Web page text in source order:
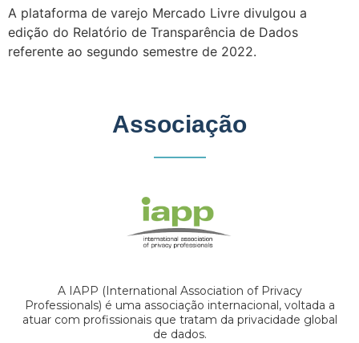
A plataforma de varejo Mercado Livre divulgou a
edição do Relatório de Transparência de Dados
referente ao segundo semestre de 2022.
Associação
A IAPP (International Association of Privacy
Professionals) é uma associação internacional, voltada a
atuar com profissionais que tratam da privacidade global
de dados.